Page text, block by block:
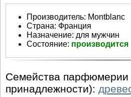
Производитель: Montblanc
Страна: Франция
Назначение: для мужчин
Состояние: производится
Семейства парфюмерии
принадлежности):